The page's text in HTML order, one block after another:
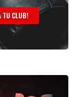
TU CLUB!